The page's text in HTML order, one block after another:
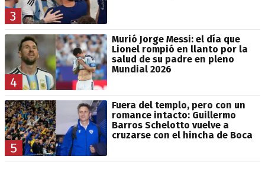
3
4
Murió Jorge Messi: el día que
Lionel rompió en llanto por la
salud de su padre en pleno
Mundial 2026
5
Fuera del templo, pero con un
romance intacto: Guillermo
Barros Schelotto vuelve a
cruzarse con el hincha de Boca